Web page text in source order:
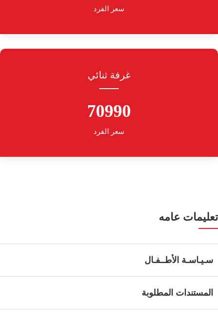
سعر الفرد
غرفة ثنائي
70990
سعر الفرد
تعليمات عامه
سـيـاسـة الأطــفـال
المستندات المطلوبة